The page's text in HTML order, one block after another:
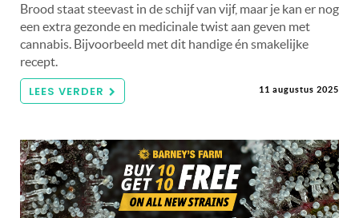
Brood staat steevast in de schijf van vijf, maar je kan er nog
een extra gezonde en medicinale twist aan geven met
cannabis. Bijvoorbeeld met dit handige én smakelijke
recept.
LEES VERDER 11 augustus 2025